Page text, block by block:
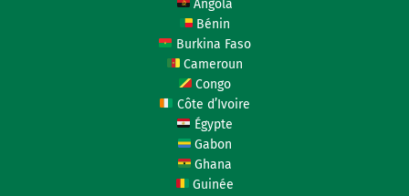
Angola
Bénin
Burkina Faso
Cameroun
Congo
Côte d’Ivoire
Égypte
Gabon
Ghana
Guinée